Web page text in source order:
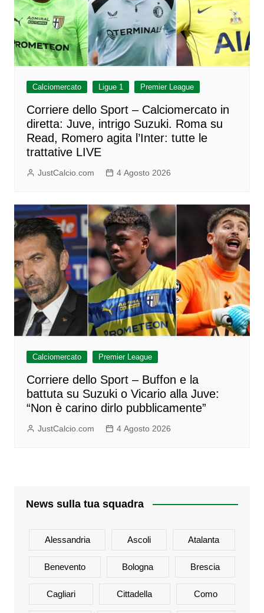
Calciomercato Ligue 1 Premier League
Corriere dello Sport – Calciomercato in
diretta: Juve, intrigo Suzuki. Roma su
Read, Romero agita l’Inter: tutte le
trattative LIVE
JustCalcio.com 4 Agosto 2026
Calciomercato Premier League
Corriere dello Sport – Buffon e la
battuta su Suzuki o Vicario alla Juve:
“Non è carino dirlo pubblicamente”
JustCalcio.com 4 Agosto 2026
News sulla tua squadra
Alessandria Ascoli Atalanta
Benevento Bologna Brescia
Cagliari Cittadella Como